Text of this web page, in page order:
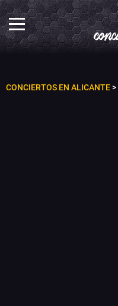
CONCIERTOS EN ALICANTE>